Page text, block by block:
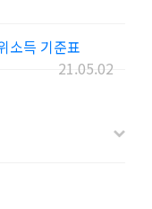
소득 기준표
21.05.02